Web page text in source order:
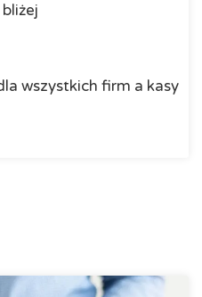
wszystkich firm a kasy